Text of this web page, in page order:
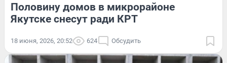
Половину домов в микрорайоне
Якутске снесут ради КРТ
18 июня, 2026, 20:52 624 Обсудить